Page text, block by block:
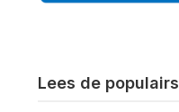
Lees de